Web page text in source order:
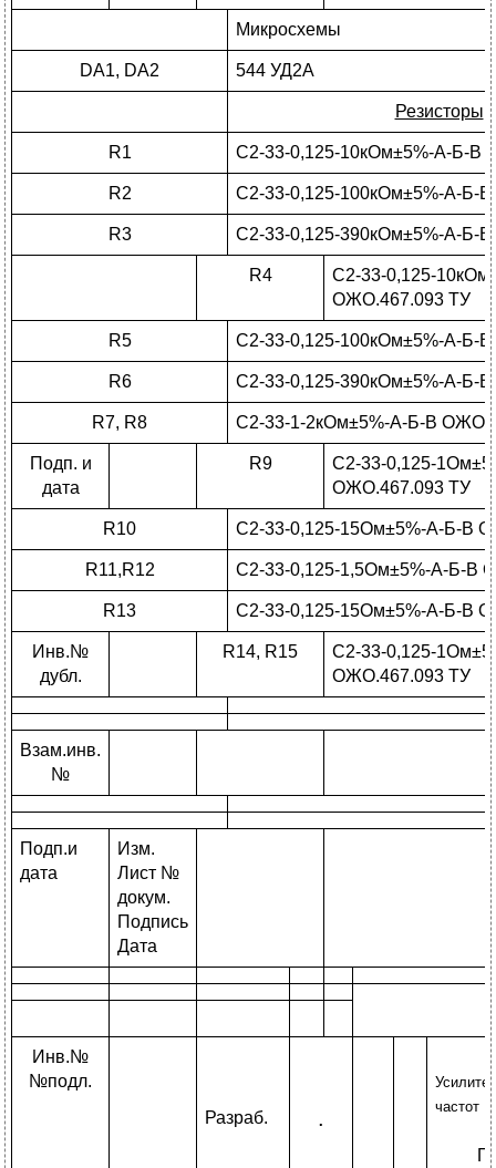
Микросхемы
DA1, DA2 544 УД2А
Резисторы
R1 С2-33-0,125-10кОм±5%-А-Б-В
R2 С2-33-0,125-100кОм±5%-А-Б-
R3 С2-33-0,125-390кОм±5%-А-Б-
R4
С2-33-0,125-
ОЖО.467.093 ТУ
R5 С2-33-0,125-100кОм±5%-А-Б-
R6 С2-33-0,125-390кОм±5%-А-Б-
R7, R8 С2-33-1-2кОм±5%-А-Б-В
Подп. и
дата
R9
С2-33-0,125-
ОЖО.467.093 ТУ
R10 С2-33-0,125-15Ом±5%-А-Б-В
R11,R12 С2-33-0,125-1,5Ом±5%-А-Б-В
R13 С2-33-0,125-15Ом±5%-А-Б-В
Инв.№
дубл.
R14, R15
С2-33-0,125-
ОЖО.467.093 ТУ
Взам.инв.
№
Подп.и
дата
Изм.
Лист №
докум.
Подпись
Дата
Инв.№
№подл.
Разраб.
.
частот